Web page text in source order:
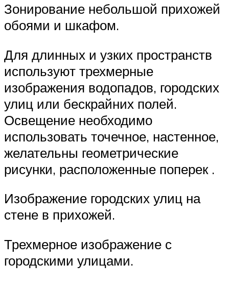
Зонирование небольшой прихожей
обоями и шкафом.
Для длинных и узких пространств
используют трехмерные
изображения водопадов, городских
улиц или бескрайних полей.
Освещение необходимо
использовать точечное, настенное,
желательны геометрические
рисунки, расположенные поперек .
Изображение городских улиц на
стене в прихожей.
Трехмерное изображение с
городскими улицами.